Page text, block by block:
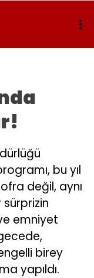
bu yıl
değil, aynı
emniyet
birey
yapıldı.